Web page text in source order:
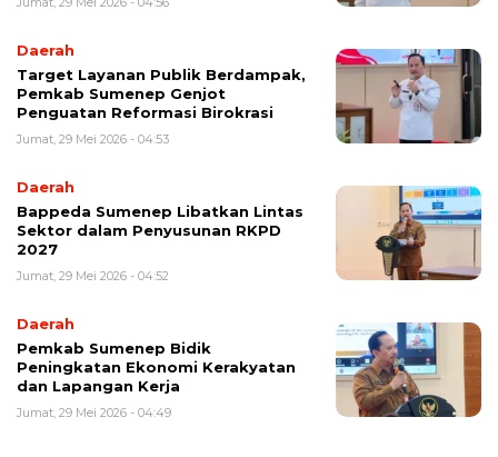
Daerah
Target Layanan Publik Berdampak,
Pemkab Sumenep Genjot
Penguatan Reformasi Birokrasi
Jumat, 29 Mei 2026 - 04:53
Daerah
Bappeda Sumenep Libatkan Lintas
Sektor dalam Penyusunan RKPD
2027
Jumat, 29 Mei 2026 - 04:52
Daerah
Pemkab Sumenep Bidik
Peningkatan Ekonomi Kerakyatan
dan Lapangan Kerja
Jumat, 29 Mei 2026 - 04:49